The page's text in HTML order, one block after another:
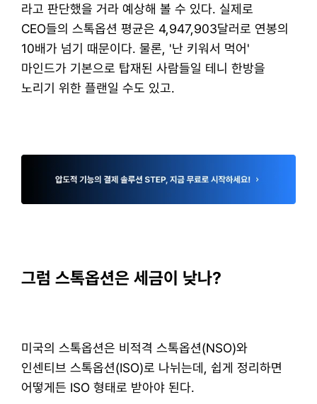
라고 판단했을 거라 예상해 볼 수 있다. 실제로
CEO들의 스톡옵션 평균은 4,947,903달러로 연봉의
10배가 넘기 때문이다. 물론, '난 키워서 먹어'
마인드가 기본으로 탑재된 사람들일 테니 한방을
노리기 위한 플랜일 수도 있고.
그럼 스톡옵션은 세금이 낮나?
미국의 스톡옵션은 비적격 스톡옵션(NSO)와
인센티브 스톡옵션(ISO)로 나뉘는데, 쉽게 정리하면
어떻게든 ISO 형태로 받아야 된다.